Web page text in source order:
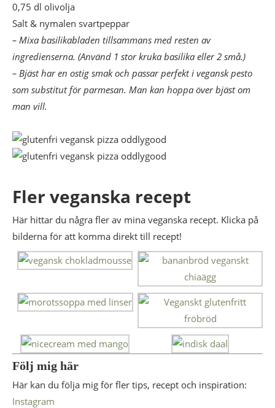
0,75 dl olivolja
Salt & nymalen svartpeppar
– Mixa basilikabladen tillsammans med resten av
ingredienserna. (Använd 1 stor kruka basilika eller 2 små.)
– Bjäst har en ostig smak och passar perfekt i vegansk pesto
som substitut för parmesan. Man kan hoppa över bjäst om
man vill.
Fler veganska recept
Här hittar du några fler av mina veganska recept. Klicka på
bilderna för att komma direkt till recept!
Följ mig här
Här kan du följa mig för fler tips, recept och inspiration:
Instagram